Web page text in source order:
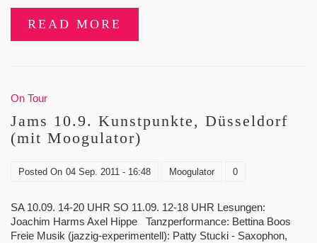
READ MORE
On Tour
Jams 10.9. Kunstpunkte, Düsseldorf
(mit Moogulator)
Posted On 04 Sep. 2011 - 16:48 Moogulator 0
SA 10.09. 14-20 UHR SO 11.09. 12-18 UHR Lesungen:
Joachim Harms Axel Hippe Tanzperformance: Bettina Boos
Freie Musik (jazzig-experimentell): Patty Stucki - Saxophon,